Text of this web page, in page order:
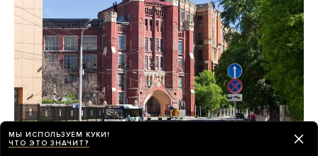
МЫ ИСПОЛЬЗУЕМ КУКИ!
ЧТО ЭТО ЗНАЧИТ?